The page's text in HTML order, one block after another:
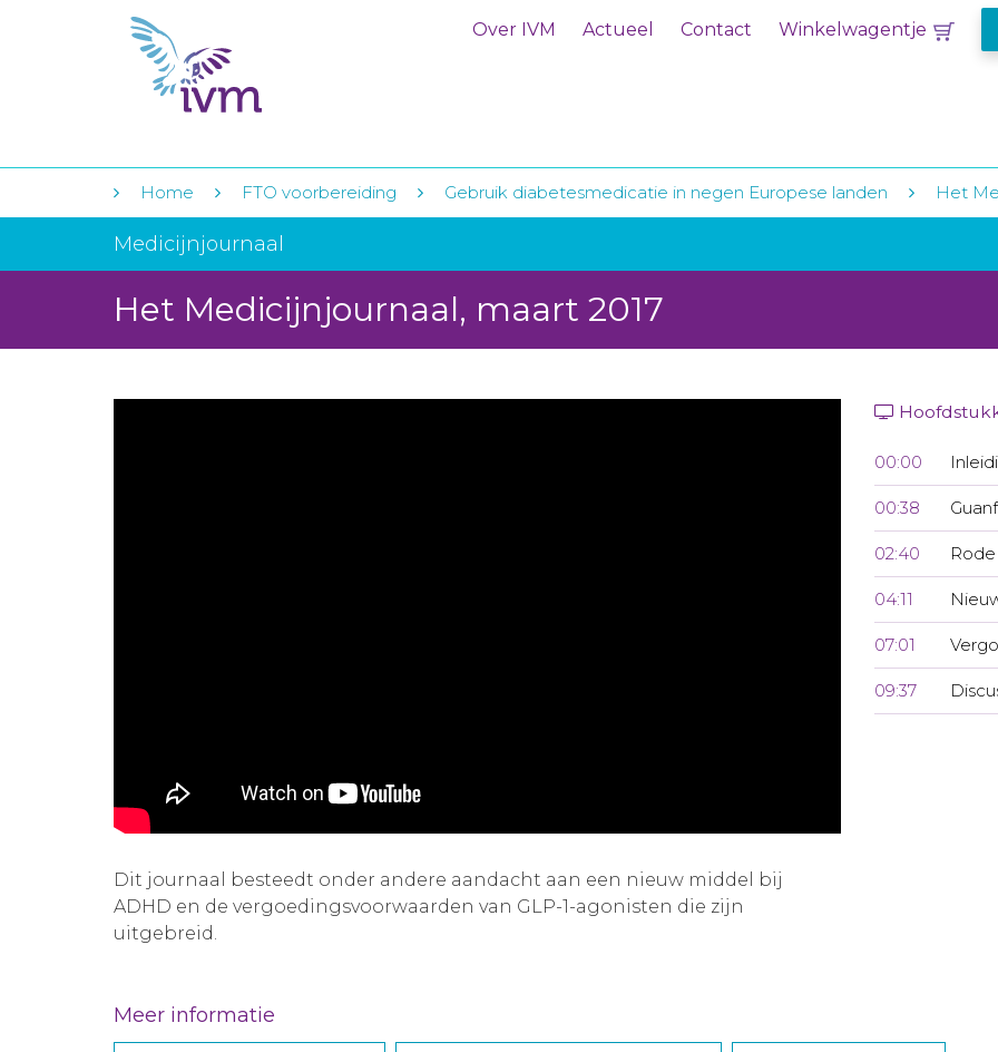
Over IVM Actueel Contact Winkelwagentje
Home FTO voorbereiding Gebruik diabetesmedicatie in negen Europese landen Het
Medicijnjournaal
Het Medicijnjournaal, maart 2017
00:00
00:38
02:40
04:11
07:01
09:37
Dit journaal besteedt onder andere aandacht aan een nieuw middel bij
ADHD en de vergoedingsvoorwaarden van GLP-1-agonisten die zijn
uitgebreid.
Meer informatie